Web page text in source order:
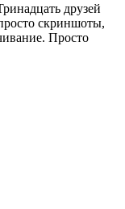
друзей
скриншоты,
Просто